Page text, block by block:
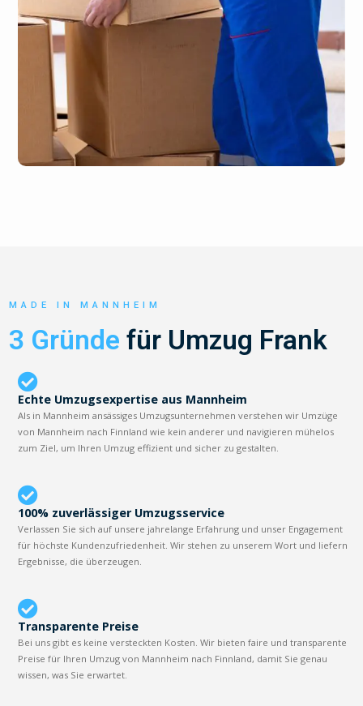
MADE IN MANNHEIM
3 Gründe für Umzug Frank
Echte Umzugsexpertise aus Mannheim
Als in Mannheim ansässiges Umzugsunternehmen verstehen wir Umzüge
von Mannheim nach Finnland wie kein anderer und navigieren mühelos
zum Ziel, um Ihren Umzug effizient und sicher zu gestalten.
100% zuverlässiger Umzugsservice
Verlassen Sie sich auf unsere jahrelange Erfahrung und unser Engagement
für höchste Kundenzufriedenheit. Wir stehen zu unserem Wort und liefern
Ergebnisse, die überzeugen.
Transparente Preise
Bei uns gibt es keine versteckten Kosten. Wir bieten faire und transparente
Preise für Ihren Umzug von Mannheim nach Finnland, damit Sie genau
wissen, was Sie erwartet.